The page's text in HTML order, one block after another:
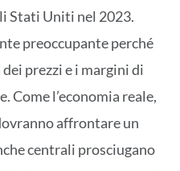
Stati Uniti nel 2023.
preoccupante perché
prezzi e i margini di
Come l’economia reale,
affrontare un
centrali prosciugano